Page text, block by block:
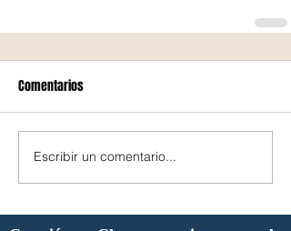
Comentarios
Escribir un comentario...